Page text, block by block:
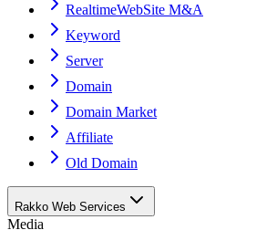
RealtimeWebSite M&A
Keyword
Server
Domain
Domain Market
Affiliate
Old Domain
Rakko Web Services
Media